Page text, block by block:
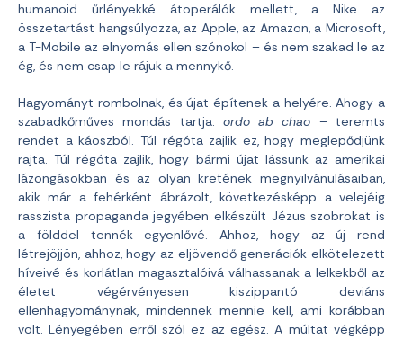
humanoid űrlényekké átoperálók mellett, a Nike az
összetartást hangsúlyozza, az Apple, az Amazon, a Microsoft,
a T-Mobile az elnyomás ellen szónokol – és nem szakad le az
ég, és nem csap le rájuk a mennykő.
Hagyományt rombolnak, és újat építenek a helyére. Ahogy a
szabadkőműves mondás tartja: ordo ab chao – teremts
rendet a káoszból. Túl régóta zajlik ez, hogy meglepődjünk
rajta. Túl régóta zajlik, hogy bármi újat lássunk az amerikai
lázongásokban és az olyan kretének megnyilvánulásaiban,
akik már a fehérként ábrázolt, következésképp a velejéig
rasszista propaganda jegyében elkészült Jézus szobrokat is
a földdel tennék egyenlővé. Ahhoz, hogy az új rend
létrejöjjön, ahhoz, hogy az eljövendő generációk elkötelezett
híveivé és korlátlan magasztalóivá válhassanak a lelkekből az
életet végérvényesen kiszippantó deviáns
ellenhagyománynak, mindennek mennie kell, ami korábban
volt. Lényegében erről szól ez az egész. A múltat végképp